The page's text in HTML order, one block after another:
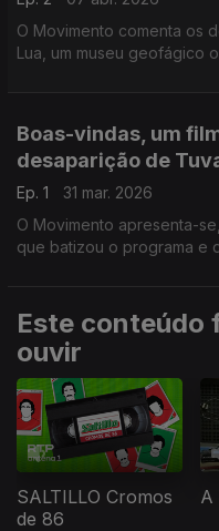
O Movimento comenta os
Lua, um museu geofágico
Boas-vindas, um
desaparição de
Ep. 1
31 mar. 2026
O Movimento apresenta-
que batizou o programa e
Este conteúdo
ouvir
SALTILLO Cromos
de 86
A